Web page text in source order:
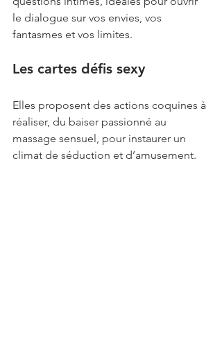
le dialogue sur vos envies, vos
fantasmes et vos limites.
Les cartes défis sexy
Elles proposent des actions coquines à
réaliser, du baiser passionné au
massage sensuel, pour instaurer un
climat de séduction et d’amusement.